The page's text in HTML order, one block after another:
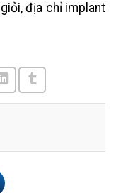
địa chỉ implant